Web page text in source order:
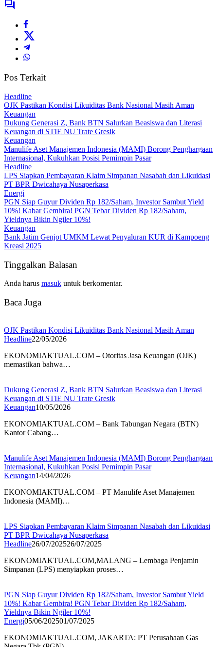
Pos Terkait
Headline
OJK Pastikan Kondisi Likuiditas Bank Nasional Masih Aman
Keuangan
Dukung Generasi Z, Bank BTN Salurkan Beasiswa dan Literasi
Keuangan di STIE NU Trate Gresik
Keuangan
Manulife Aset Manajemen Indonesia (MAMI) Borong Penghargaan
Internasional, Kukuhkan Posisi Pemimpin Pasar
Headline
LPS Siapkan Pembayaran Klaim Simpanan Nasabah dan Likuidasi
PT BPR Dwicahaya Nusaperkasa
Energi
PGN Siap Guyur Dividen Rp 182/Saham, Investor Sambut Yield
10%! Kabar Gembira! PGN Tebar Dividen Rp 182/Saham,
Yieldnya Bikin Ngiler 10%!
Keuangan
Bank Jatim Genjot UMKM Lewat Penyaluran KUR di Kampoeng
Kreasi 2025
Tinggalkan Balasan
Anda harus masuk untuk berkomentar.
Baca Juga
OJK Pastikan Kondisi Likuiditas Bank Nasional Masih Aman
Headline22/05/2026
EKONOMIAKTUAL.COM – Otoritas Jasa Keuangan (OJK)
memastikan bahwa…
Dukung Generasi Z, Bank BTN Salurkan Beasiswa dan Literasi
Keuangan di STIE NU Trate Gresik
Keuangan10/05/2026
EKONOMIAKTUAL.COM – Bank Tabungan Negara (BTN)
Kantor Cabang…
Manulife Aset Manajemen Indonesia (MAMI) Borong Penghargaan
Internasional, Kukuhkan Posisi Pemimpin Pasar
Keuangan14/04/2026
EKONOMIAKTUAL.COM – PT Manulife Aset Manajemen
Indonesia (MAMI)…
LPS Siapkan Pembayaran Klaim Simpanan Nasabah dan Likuidasi
PT BPR Dwicahaya Nusaperkasa
Headline26/07/202526/07/2025
EKONOMIAKTUAL.COM,MALANG – Lembaga Penjamin
Simpanan (LPS) menyiapkan proses…
PGN Siap Guyur Dividen Rp 182/Saham, Investor Sambut Yield
10%! Kabar Gembira! PGN Tebar Dividen Rp 182/Saham,
Yieldnya Bikin Ngiler 10%!
Energi05/06/202501/07/2025
EKONOMIAKTUAL.COM, JAKARTA: PT Perusahaan Gas